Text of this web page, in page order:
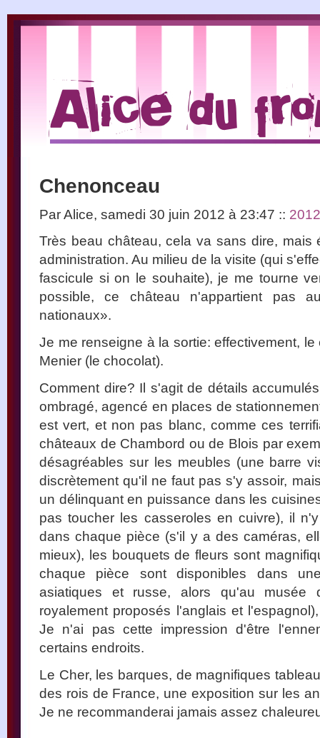
Chenonceau
Par Alice, samedi 30 juin 2012 à 23:47 :: 2012
Très beau château, cela va sans dire, mais
administration. Au milieu de la visite (qui
fascicule si on le souhaite), je me tourne
possible, ce château n'appartient pas
nationaux».
Je me renseigne à la sortie: effectivement,
Menier (le chocolat).
Comment dire? Il s'agit de détails
ombragé, agencé en places de
est vert, et non pas blanc, comme ces
châteaux de Chambord ou de Blois par
désagréables sur les meubles (une barre
discrètement qu'il ne faut pas s'y assoir,
un délinquant en puissance dans les
pas toucher les casseroles en cuivre), il
dans chaque pièce (s'il y a des caméras,
mieux), les bouquets de fleurs sont
chaque pièce sont disponibles dans
asiatiques et russe, alors qu'au
royalement proposés l'anglais et
Je n'ai pas cette impression d'être
certains endroits.
Le Cher, les barques, de magnifiques
des rois de France, une exposition sur les
Je ne recommanderai jamais assez